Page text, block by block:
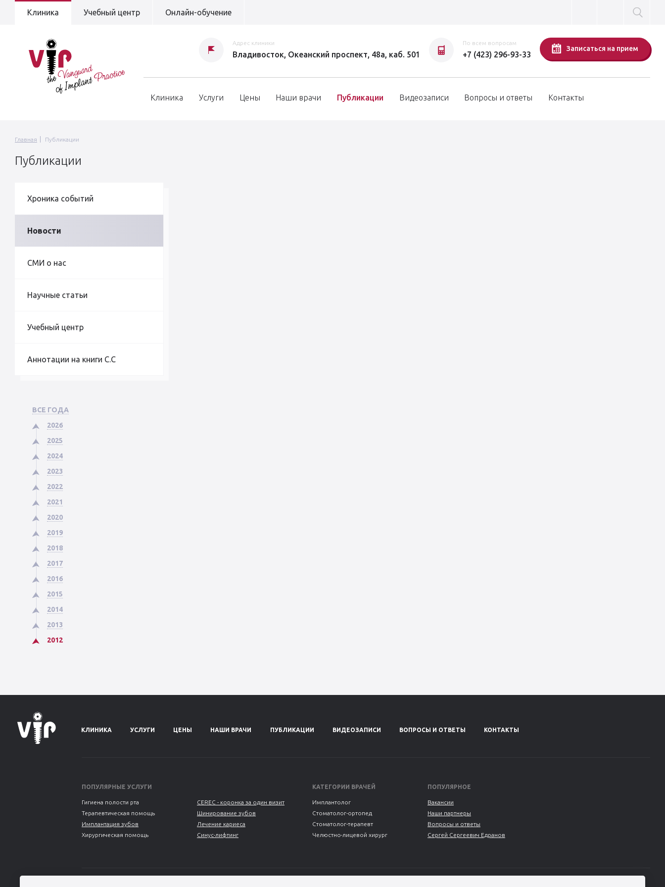
Клиника Учебный центр Онлайн-обучение
Адрес клиники
Владивосток, Океанский проспект, 48а, каб. 501
По всем вопросам
+7 (423) 296-93-33
Записаться на прием
Клиника Услуги Цены Наши врачи Публикации Видеозаписи Вопросы и ответы Контакты
Главная Публикации
Публикации
Хроника событий
Новости
СМИ о нас
Научные статьи
Учебный центр
Аннотации на книги С.С
ВСЕ ГОДА
2026
2025
2024
2023
2022
2021
2020
2019
2018
2017
2016
2015
2014
2013
2012
КЛИНИКА УСЛУГИ ЦЕНЫ НАШИ ВРАЧИ ПУБЛИКАЦИИ ВИДЕОЗАПИСИ ВОПРОСЫ И ОТВЕТЫ КОНТАКТЫ
ПОПУЛЯРНЫЕ УСЛУГИ
Гигиена полости рта
Терапевтическая помощь
Имплантация зубов
Хирургическая помощь
CEREC - коронка за один визит
Шинирование зубов
Лечение кариеса
Синус-лифтинг
КАТЕГОРИИ ВРАЧЕЙ
Имплантолог
Стоматолог-ортопед
Стоматолог-терапевт
Челюстно-лицевой хирург
ПОПУЛЯРНОЕ
Вакансии
Наши партнеры
Вопросы и ответы
Сергей Сергеевич Едранов